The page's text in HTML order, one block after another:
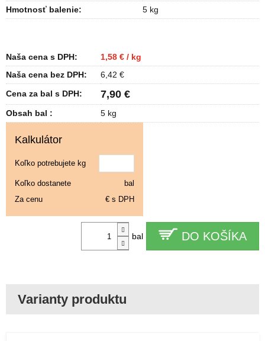
bal DO KOŠÍKA
Hmotnosť balenie: 5 kg
Naša cena s DPH:
1,58 € / kg
Naša cena bez DPH:
6,42 €
Cena za bal s DPH:
7,90 €
Obsah bal : 5 kg
Kalkulátor
Koľko potrebujete kg
Koľko dostanete
bal
Za cenu
€ s DPH